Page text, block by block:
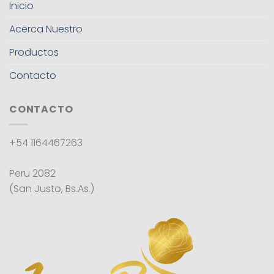
Inicio
Acerca Nuestro
Productos
Contacto
CONTACTO
+54 1164467263
Peru 2082
(San Justo, Bs.As.)